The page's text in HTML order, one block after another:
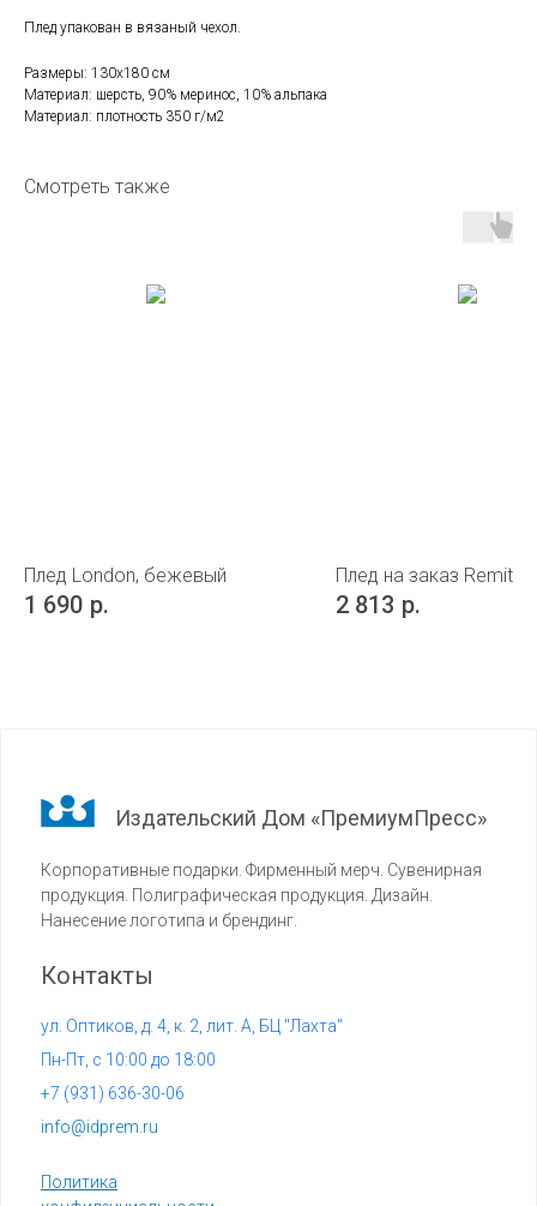
Плед упакован в вязаный чехол.
Размеры: 130х180 см
Материал: шерсть, 90% меринос, 10% альпака
Материал: плотность 350 г/м2
Смотреть также
Плед London, бежевый
1 690 р.
Плед на заказ Remit
2 813 р.
Издательский Дом «ПремиумПресс»
Корпоративные подарки. Фирменный мерч. Сувенирная
продукция. Полиграфическая продукция. Дизайн.
Нанесение логотипа и брендинг.
info@idprem.ru
Контакты
Политика
+7 (931) 636-30-06
ул. Оптиков, д. 4, к. 2, лит. А, БЦ "Лахта"
Пн-Пт, с 10:00 до 18:00